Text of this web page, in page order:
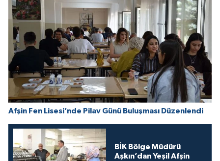
Afşin Fen Lisesi’nde Pilav Günü Buluşması Düzenlendi
BİK Bölge Müdürü
Aşkın’dan Yeşil Afşin